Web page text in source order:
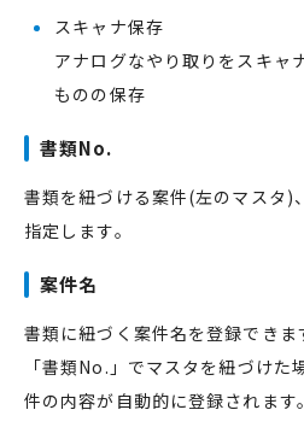
スキャナ保存
アナログなやり取りをスキャ
ものの保存
書類No.
書類を紐づける案件(左のマスタ)
指定します。
案件名
書類に紐づく案件名を登録できま
「書類No.」でマスタを紐づけ
件の内容が自動的に登録されます。